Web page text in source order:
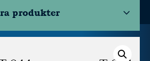
produkter